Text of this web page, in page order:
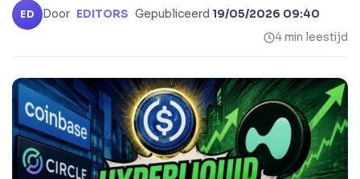
ED Door EDITORS ·Gepubliceerd 19/05/2026 09:40
4 min leestijd